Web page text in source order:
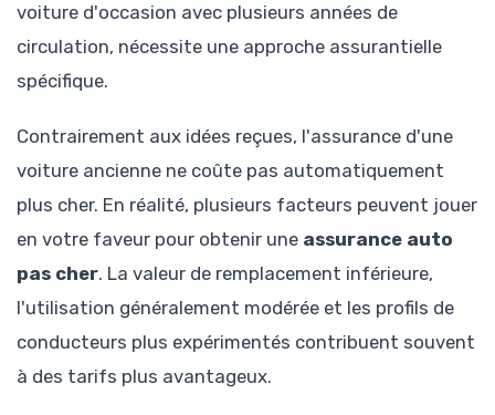
voiture d'occasion avec plusieurs années de
circulation, nécessite une approche assurantielle
spécifique.
Contrairement aux idées reçues, l'assurance d'une
voiture ancienne ne coûte pas automatiquement
plus cher. En réalité, plusieurs facteurs peuvent jouer
en votre faveur pour obtenir une assurance auto
pas cher. La valeur de remplacement inférieure,
l'utilisation généralement modérée et les profils de
conducteurs plus expérimentés contribuent souvent
à des tarifs plus avantageux.